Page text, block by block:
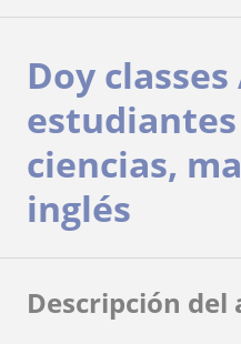
Doy classes
estudiantes
ciencias,
inglés
Descripción del